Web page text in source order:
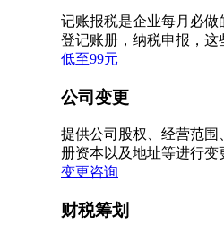
记账报税是企业每月必做
登记账册，纳税申报，这
低至99元
公司变更
提供公司股权、经营范围
册资本以及地址等进行变
变更咨询
财税筹划